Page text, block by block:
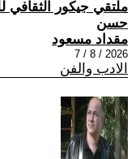
ملتقي جيكور الثقافي
حسن
مقداد مسعود
2026 / 8 / 7
الادب والفن